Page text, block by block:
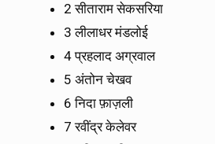
2 सीताराम सेकसरिया
3 लीलाधर मंडलोई
4 प्रहलाद अग्रवाल
5 अंतोन चेखव
6 निदा फ़ाज़ली
7 रवींद्र केलेवर